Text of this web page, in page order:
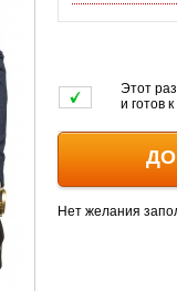
Этот
и готов
Нет желания